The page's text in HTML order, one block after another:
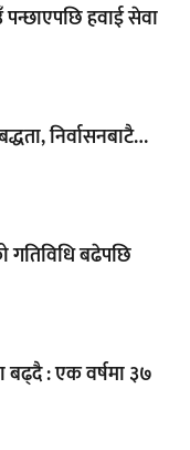
हवाई सेवा
निर्वासनबाटै…
गतिविधि बढेपछि
बढ्दै : एक वर्षमा ३७